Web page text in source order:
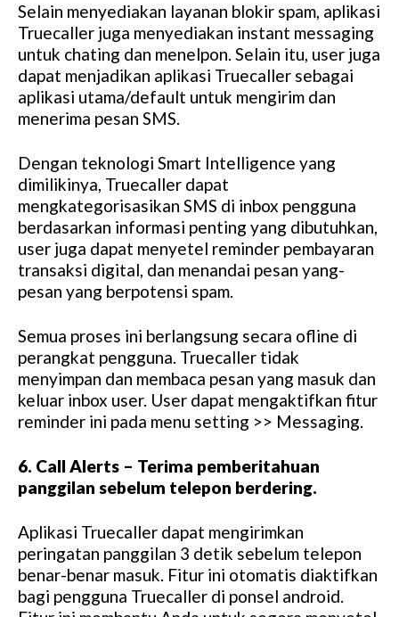
Selain menyediakan layanan blokir spam, aplikasi
Truecaller juga menyediakan instant messaging
untuk chating dan menelpon. Selain itu, user juga
dapat menjadikan aplikasi Truecaller sebagai
aplikasi utama/default untuk mengirim dan
menerima pesan SMS.
Dengan teknologi Smart Intelligence yang
dimilikinya, Truecaller dapat
mengkategorisasikan SMS di inbox pengguna
berdasarkan informasi penting yang dibutuhkan,
user juga dapat menyetel reminder pembayaran
transaksi digital, dan menandai pesan yang-
pesan yang berpotensi spam.
Semua proses ini berlangsung secara ofline di
perangkat pengguna. Truecaller tidak
menyimpan dan membaca pesan yang masuk dan
keluar inbox user. User dapat mengaktifkan fitur
reminder ini pada menu setting >> Messaging.
6. Call Alerts – Terima pemberitahuan
panggilan sebelum telepon berdering.
Aplikasi Truecaller dapat mengirimkan
peringatan panggilan 3 detik sebelum telepon
benar-benar masuk. Fitur ini otomatis diaktifkan
bagi pengguna Truecaller di ponsel android.